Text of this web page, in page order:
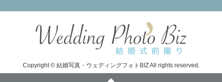
Copyright © 結婚写真・ウェディングフォトBIZ All rights reserved.